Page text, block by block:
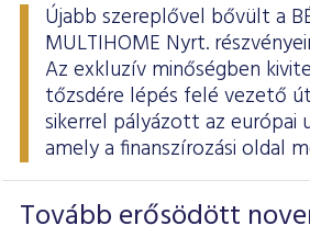
Újabb szereplővel bővült a
MULTIHOME Nyrt.
Az exkluzív minőségben
tőzsdére lépés felé vezető
sikerrel pályázott az európai
amely a finanszírozási oldal
Tovább erősödött